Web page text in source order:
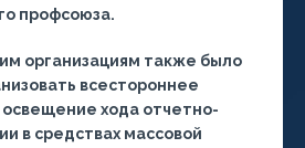
профсоюза.
организациям также было
всестороннее
хода отчетно-
в средствах массовой